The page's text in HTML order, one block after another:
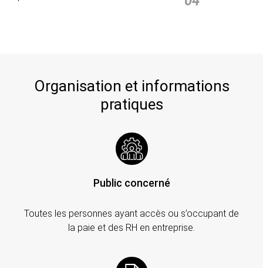
Organisation et informations
pratiques
Public concerné
Toutes les personnes ayant accès ou s’occupant de
la paie et des RH en entreprise.